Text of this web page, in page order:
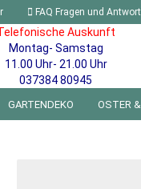
FAQ Fragen und
Auskunft
Montag- Samstag
11.00 Uhr- 21.00 Uhr
037384 80945
GARTENDEKO OSTER